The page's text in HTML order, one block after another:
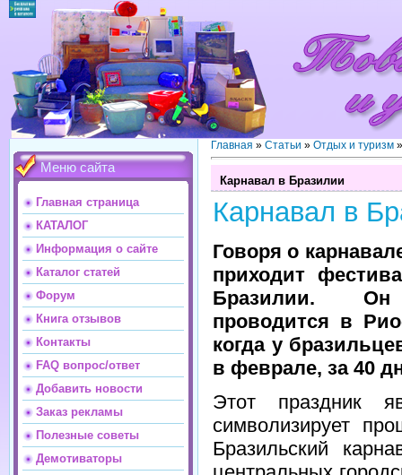
Меню сайта
Главная страница
КАТАЛОГ
Информация о сайте
Каталог статей
Форум
Книга отзывов
Контакты
FAQ вопрос/ответ
Добавить новости
Заказ рекламы
Полезные советы
Демотиваторы
Главная » Статьи » Отдых и туризм
Карнавал в Бразилии
Карнавал в
Говоря о
приходит
Бразилии. Он
проводится в
когда у
в феврале, за 40
Этот праздник
символизирует
Бразильский